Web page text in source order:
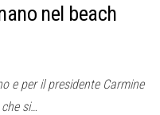
nel beach
e per il presidente Carmine
si…